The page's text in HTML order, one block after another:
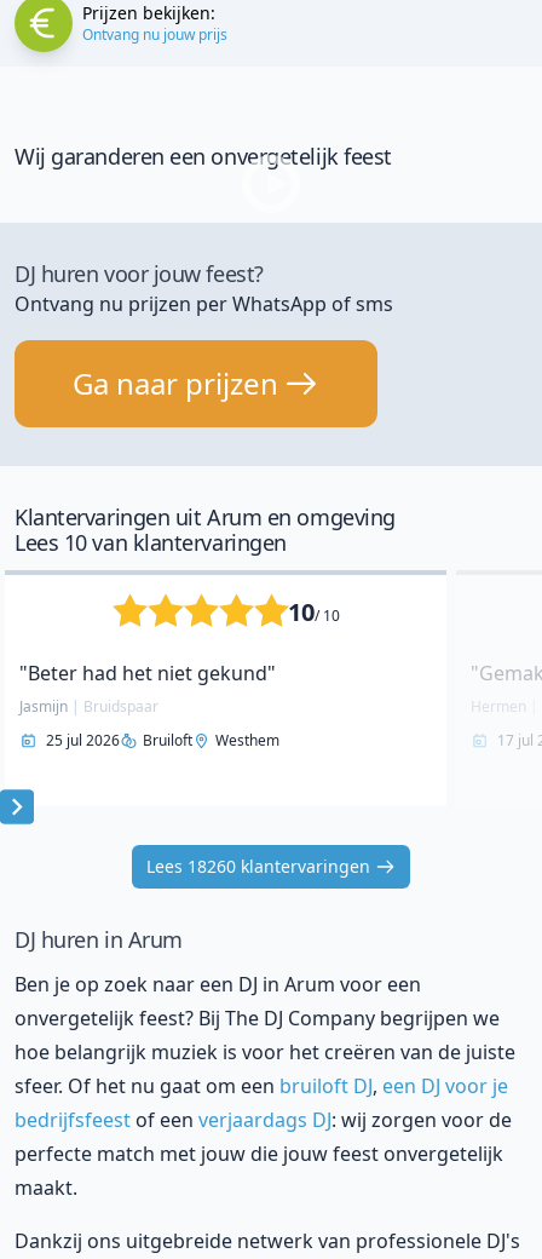
Prijzen bekijken:
Ontvang nu jouw prijs
Wij garanderen een onvergetelijk feest
DJ huren voor jouw feest?
Ontvang nu prijzen per WhatsApp of sms
Ga naar prijzen
Klantervaringen uit Arum en omgeving
Lees 10 van klantervaringen
10/ 10
"Beter had het niet gekund"
Jasmijn | Bruidspaar
25 jul 2026
Bruiloft Westhem
Hermen
17 jul
Item
Lees 18260 klantervaringen
DJ huren in Arum
Ben je op zoek naar een DJ in Arum voor een
onvergetelijk feest? Bij The DJ Company begrijpen we
hoe belangrijk muziek is voor het creëren van de juiste
sfeer. Of het nu gaat om een bruiloft DJ, een DJ voor je
bedrijfsfeest of een verjaardags DJ: wij zorgen voor de
perfecte match met jouw die jouw feest onvergetelijk
maakt.
Dankzij ons uitgebreide netwerk van professionele DJ's